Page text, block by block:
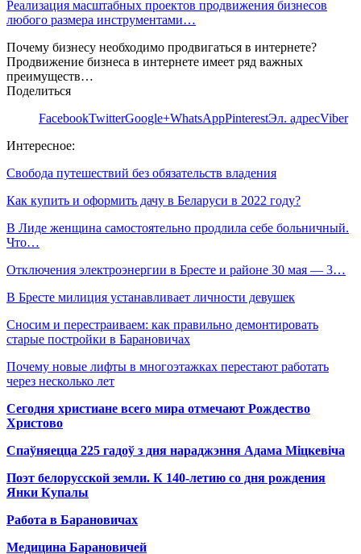
Реализация масштабных проектов продвижения бизнесов
любого размера инструментами…
Почему бизнесу необходимо продвигаться в интернете?
Продвижение бизнеса в интернете имеет ряд важных
преимуществ…
Поделиться
FacebookTwitterGoogle+WhatsAppPinterestЭл. адресViber
Интересное:
Свобода путешествий без обязательств владения
Как купить и оформить дачу в Беларуси в 2022 году?
В Лиде женщина самостоятельно продлила себе больничный.
Что…
Отключения электроэнергии в Бресте и районе 30 мая — 3…
В Бресте милиция устанавливает личности девушек
Сносим и перестраиваем: как правильно демонтировать
старые постройки в Барановичах
Почему новые лифты в многоэтажках перестают работать
через несколько лет
Сегодня христиане всего мира отмечают Рождество
Христово
Спаўняецца 225 гадоў з дня нараджэння Адама Міцкевіча
Поэт белорусской земли. К 140-летию со дня рождения
Янки Купалы
Работа в Барановичах
Медицина Барановичей